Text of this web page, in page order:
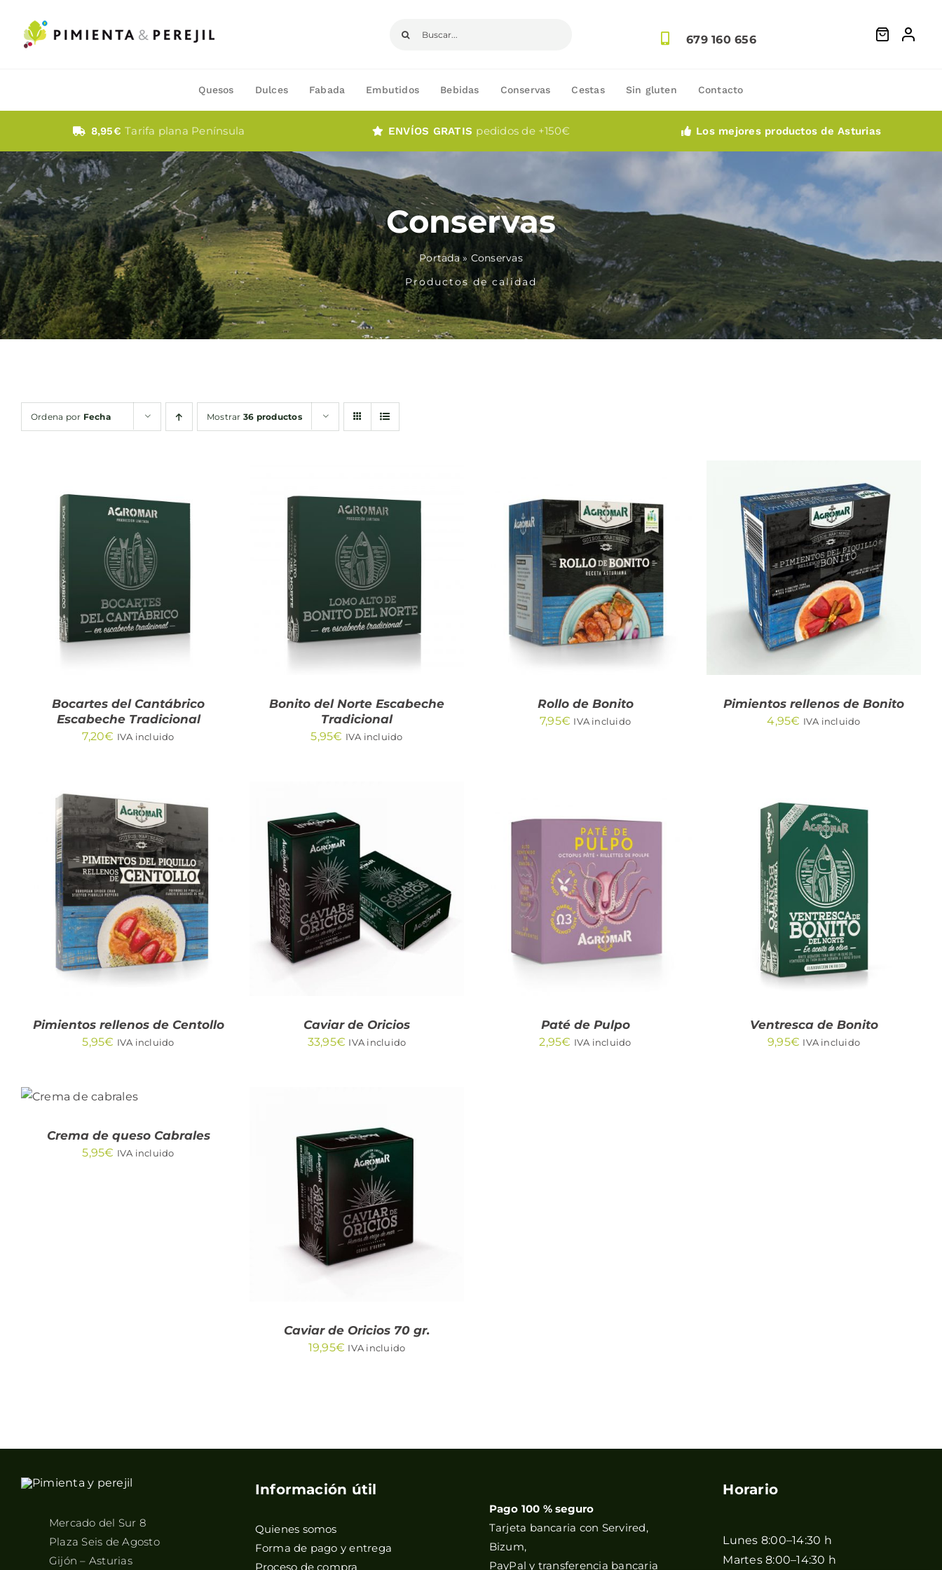
contenido
679 160 656
Quesos Dulces Fabada Embutidos Bebidas Conservas Cestas Sin gluten Contacto
8,95€Tarifa plana Península ENVÍOS GRATIS pedidos de +150€ Los mejores productos de Asturias
Conservas
Portada» Conservas
Productos de calidad
Ordena por Fecha Mostrar 36 productos
AÑADIR AL CARRITO
QUICK VIEW
Bocartes del Cantábrico
Escabeche Tradicional
7,20€ IVA incluido
AÑADIR AL CARRITO
QUICK VIEW
Bonito del Norte Escabeche
Tradicional
5,95€ IVA incluido
AÑADIR AL CARRITO
/
QUICK VIEW
Rollo de Bonito
7,95€ IVA incluido
AÑADIR AL CARRITO
QUICK VIEW
Pimientos rellenos de Bonito
4,95€ IVA incluido
AÑADIR AL CARRITO
/
QUICK VIEW
Pimientos rellenos de Centollo
5,95€ IVA incluido
AÑADIR AL CARRITO
/
QUICK VIEW
Caviar de Oricios
33,95€ IVA incluido
AÑADIR AL CARRITO
/
QUICK VIEW
Paté de Pulpo
2,95€ IVA incluido
AÑADIR AL CARRITO
QUICK VIEW
Ventresca de Bonito
9,95€ IVA incluido
CARRITO
Crema de queso Cabrales
5,95€ IVA incluido
AÑADIR AL CARRITO
QUICK VIEW
Caviar de Oricios 70 gr.
19,95€ IVA incluido
Mercado del Sur 8
Plaza Seis de Agosto
Gijón – Asturias
Información útil
Quienes somos
Forma de pago y entrega
Proceso de compra
Pago 100 % seguro
Tarjeta bancaria con Servired,
Bizum,
PayPal y transferencia bancaria
Horario
Lunes 8:00–14:30 h
Martes 8:00–14:30 h